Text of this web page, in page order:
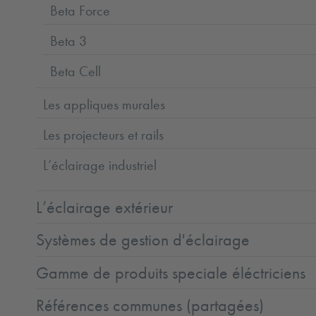
Beta Force
Beta 3
Beta Cell
Les appliques murales
Les projecteurs et rails
L’éclairage industriel
L’éclairage extérieur
Systèmes de gestion d'éclairage
Gamme de produits speciale éléctriciens
Références communes (partagées)